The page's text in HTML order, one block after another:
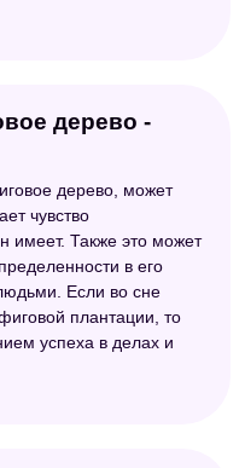
дерево -
дерево, может
чувство
имеет. Также это может
в его
Если во сне
плантации, то
успеха в делах и